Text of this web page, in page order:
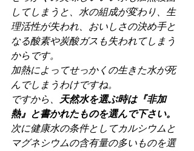
してしまうと、水の組成が変わり、生
理活性が失われ、おいしさの決め手と
なる酸素や炭酸ガスも失われてしまう
からです。
加熱によってせっかくの生きた水が死
んでしまうわけですね。
ですから、
天然水を選ぶ時は『非加
熱』と書かれたものを選んで下さい。
次に健康水の条件としてカルシウムと
マグネシウムの含有量の多いものを選